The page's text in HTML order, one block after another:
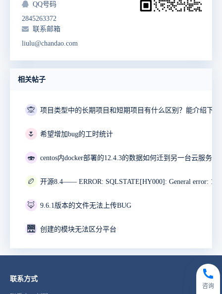
QQ号码
2845263372
联系邮箱
liulu@chandao.com
相关帖子
🙊
🌷 希望增加bug的工时统计
🍣
🏉
🦊 9.6.1版本的文件无法上传BUG
🌉 创建的模块无法区分平台
联系方式
咨询